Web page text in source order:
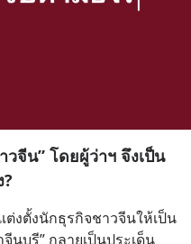
จีน” โดยผู้ว่าฯ จึงเป็น
งตั้งนักธุรกิจชาวจีนให้เป็น
นบุรี” กลายเป็นประเด็น